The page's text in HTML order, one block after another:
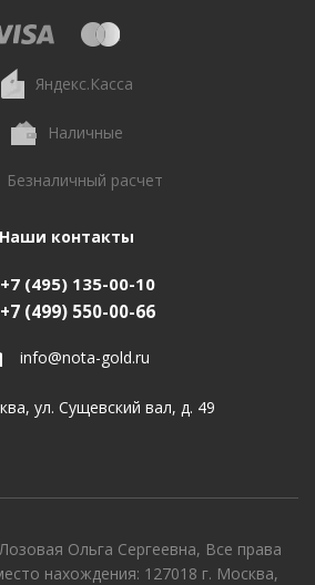
Яндекс.Касса
Наличные
Безналичный расчет
Наши контакты
+7 (495) 135-00-10
+7 (499) 550-00-66
info@nota-gold.ru
ул. Сущевский вал, д. 49
Ольга Сергеевна, Все права
нахождения: 127018 г. Москва,